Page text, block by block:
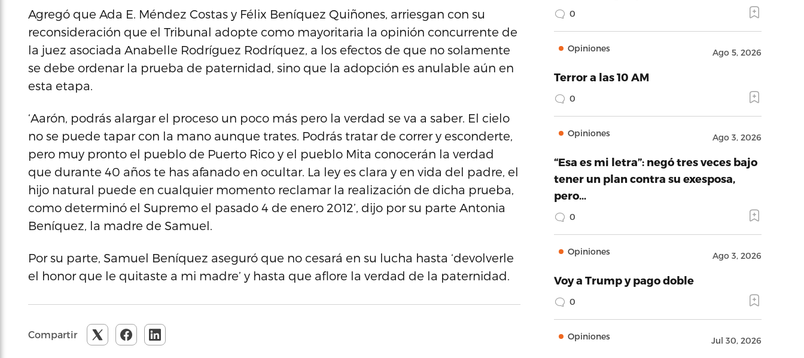
Agregó que Ada E. Méndez Costas y Félix Beníquez Quiñones, arriesgan con su
reconsideración que el Tribunal adopte como mayoritaria la opinión concurrente de
la juez asociada Anabelle Rodríguez Rodríquez, a los efectos de que no solamente
se debe ordenar la prueba de paternidad, sino que la adopción es anulable aún en
esta etapa.
‘Aarón, podrás alargar el proceso un poco más pero la verdad se va a saber. El cielo
no se puede tapar con la mano aunque trates. Podrás tratar de correr y esconderte,
pero muy pronto el pueblo de Puerto Rico y el pueblo Mita conocerán la verdad
que durante 40 años te has afanado en ocultar. La ley es clara y en vida del padre, el
hijo natural puede en cualquier momento reclamar la realización de dicha prueba,
como determinó el Supremo el pasado 4 de enero 2012’, dijo por su parte Antonia
Beníquez, la madre de Samuel.
Por su parte, Samuel Beníquez aseguró que no cesará en su lucha hasta ‘devolverle
el honor que le quitaste a mi madre’ y hasta que aflore la verdad de la paternidad.
Compartir
0
Opiniones Ago 5, 2026
Terror a las 10 AM
0
Opiniones Ago 3, 2026
“Esa es mi letra”: negó tres veces bajo
tener un plan contra su exesposa,
pero…
0
Opiniones Ago 3, 2026
Voy a Trump y pago doble
0
Opiniones Jul 30, 2026